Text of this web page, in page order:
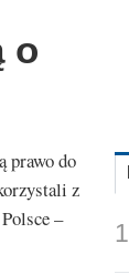
o
prawo do
z
–
1